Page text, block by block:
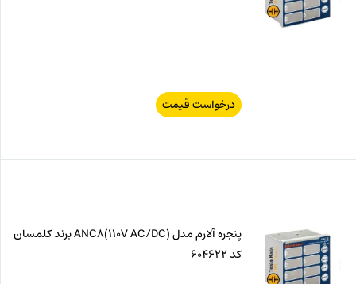
درخواست قیمت
پنجره آلارم مدل ANC8(110V AC/DC) برند کلمسان
کد 604622